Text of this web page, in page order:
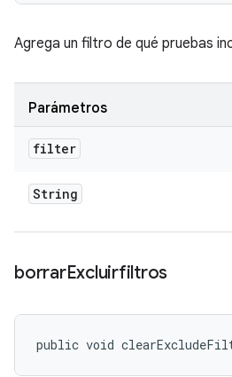
Agrega un filtro de qué pruebas
Parámetros
filter
String
borrarExcluirfiltros
public void